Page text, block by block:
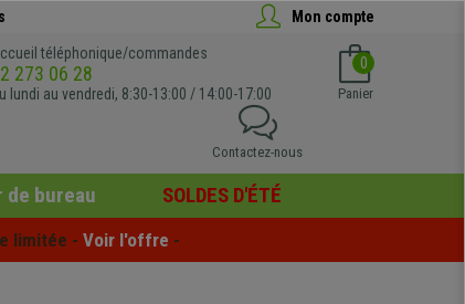
Mon compte
téléphonique/commandes
273 06 28
lundi au vendredi, 8:30-13:00 / 14:00-17:00
0
Panier
Contactez-nous
de bureau SOLDES D'ÉTÉ
limitée - Voir l'offre -